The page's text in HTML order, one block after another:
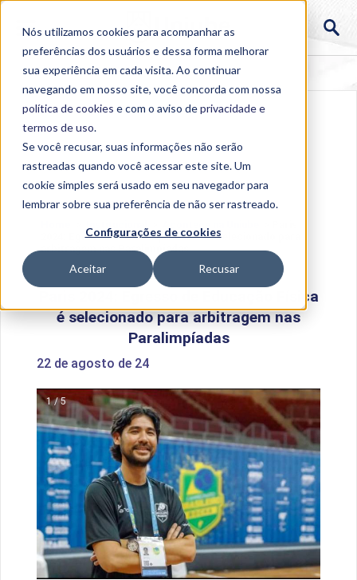
Nós utilizamos cookies para acompanhar as
preferências dos usuários e dessa forma melhorar
sua experiência em cada visita. Ao continuar
navegando em nosso site, você concorda com nossa
política de cookies e com o aviso deprivacidade e
termos de uso.
Se você recusar, suas informações não serão
rastreadas quando você acessar este site. Um
cookie simples será usado em seu navegador para
lembrar sobre sua preferência de não ser rastreado.
Configurações de cookies
Aceitar Recusar
2024: Egresso de Educação Física é selecionado para
arbitragem nas Paralimpíadas
Paris 2024: Egresso de Educação Física
é selecionado para arbitragem nas
Paralimpíadas
22 de agosto de 24
1 / 5